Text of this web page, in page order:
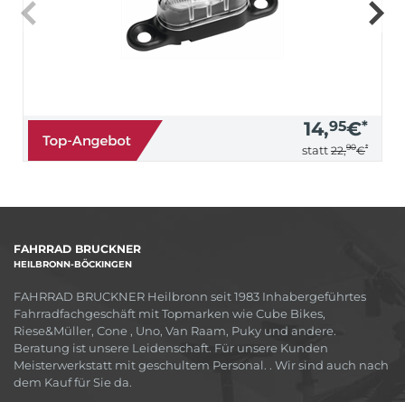
14,95€*
statt 22,90€*
FAHRRAD BRUCKNER
HEILBRONN-BÖCKINGEN
FAHRRAD BRUCKNER Heilbronn seit 1983 Inhabergeführtes
Fahrradfachgeschäft mit Topmarken wie Cube Bikes,
Riese&Müller, Cone , Uno, Van Raam, Puky und andere.
Beratung ist unsere Leidenschaft. Für unsere Kunden
Meisterwerkstatt mit geschultem Personal. . Wir sind auch nach
dem Kauf für Sie da.